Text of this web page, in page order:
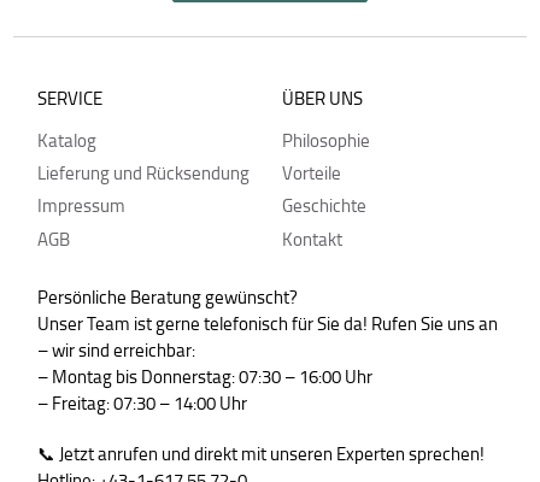
SERVICE
Katalog
Lieferung und Rücksendung
Impressum
AGB
ÜBER UNS
Philosophie
Vorteile
Geschichte
Kontakt
Persönliche Beratung gewünscht?
Unser Team ist gerne telefonisch für Sie da! Rufen Sie uns an
– wir sind erreichbar:
– Montag bis Donnerstag: 07:30 – 16:00 Uhr
– Freitag: 07:30 – 14:00 Uhr
📞 Jetzt anrufen und direkt mit unseren Experten sprechen!